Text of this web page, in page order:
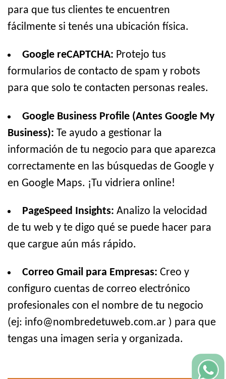
para que tus clientes te encuentren
fácilmente si tenés una ubicación física.
Google reCAPTCHA: Protejo tus
formularios de contacto de spam y robots
para que solo te contacten personas reales.
Google Business Profile (Antes Google My
Business): Te ayudo a gestionar la
información de tu negocio para que aparezca
correctamente en las búsquedas de Google y
en Google Maps. ¡Tu vidriera online!
PageSpeed Insights: Analizo la velocidad
de tu web y te digo qué se puede hacer para
que cargue aún más rápido.
Correo Gmail para Empresas: Creo y
configuro cuentas de correo electrónico
profesionales con el nombre de tu negocio
(ej: info@nombredetuweb.com.ar ) para que
tengas una imagen seria y organizada.